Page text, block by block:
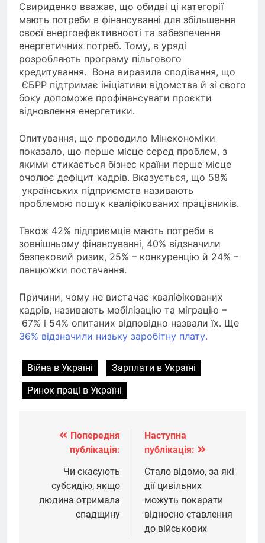
Свириденко вважає, що обидві ці категорії
мають потреби в фінансуванні для збільшення
своєї енергоефективності та забезпечення
енергетичних потреб. Тому, в уряді
розробляють програму пільгового
кредитування. Вона виразила сподівання, що
ЄБРР підтримає ініціативи відомства й зі свого
боку допоможе профінансувати проєкти
відновлення енергетики.
Опитування, що проводило Мінекономіки
показало, що перше місце серед проблем, з
якими стикається бізнес країни перше місце
очолює дефіцит кадрів. Вказується, що 58%
українських підприємств називають
проблемою пошук кваліфікованих працівників.
Також 42% підприємців мають потреби в
зовнішньому фінансуванні, 40% відзначили
безпековий ризик, 25% – конкуренцію й 24% –
ланцюжки постачання.
Причини, чому не вистачає кваліфікованих
кадрів, називають мобілізацію та міграцію –
67% і 54% опитаних відповідно назвали їх. Ще
36% відзначили низьку заробітну плату.
Війна в Україні
Зарплати в Україні
Ринок праці в Україні
Навігація
записів
Попередня
публікація:
Чи скасують
субсидію, якщо
людина отримала
спадщину
Наступна
публікація:
Стало відомо, за які
дії цивільних
можуть покарати
відносно ставлення
до військових